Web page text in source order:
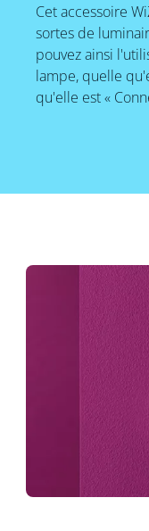
Cet accessoire
sortes de
pouvez ainsi
lampe, quelle
qu'elle est «